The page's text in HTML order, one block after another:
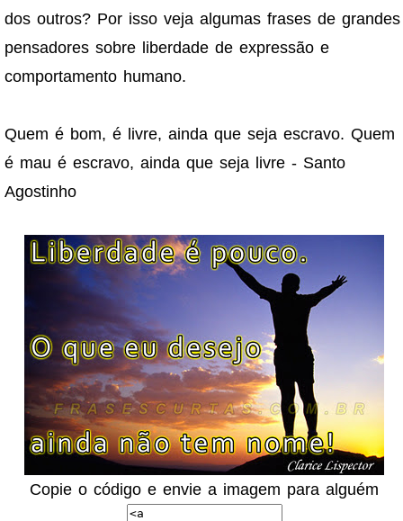
dos outros? Por isso veja algumas frases de grandes
pensadores sobre liberdade de expressão e
comportamento humano.
Quem é bom, é livre, ainda que seja escravo. Quem
é mau é escravo, ainda que seja livre - Santo
Agostinho
Copie o código e envie a imagem para alguém